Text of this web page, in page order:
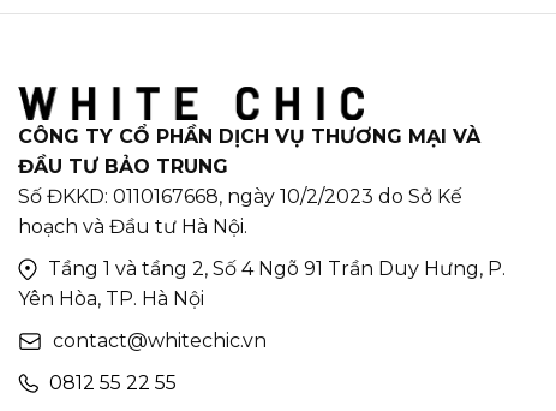
CÔNG TY CỔ PHẦN DỊCH VỤ THƯƠNG MẠI VÀ
ĐẦU TƯ BẢO TRUNG
Số ĐKKD: 0110167668, ngày 10/2/2023 do Sở Kế
hoạch và Đầu tư Hà Nội.
Tầng 1 và tầng 2, Số 4 Ngõ 91 Trần Duy Hưng, P.
Yên Hòa, TP. Hà Nội
contact@whitechic.vn
0812 55 22 55